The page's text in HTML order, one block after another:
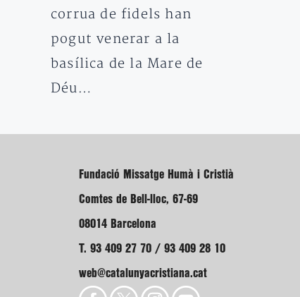
corrua de fidels han
pogut venerar a la
basílica de la Mare de
Déu…
Fundació Missatge Humà i Cristià
Comtes de Bell-lloc, 67-69
08014 Barcelona
T. 93 409 27 70 / 93 409 28 10
web@catalunyacristiana.cat